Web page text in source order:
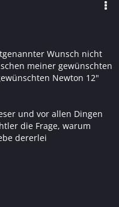
Wunsch nicht
meiner gewünschten
Newton 12"
und vor allen Dingen
die Frage, warum
dererlei